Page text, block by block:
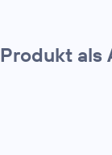
als